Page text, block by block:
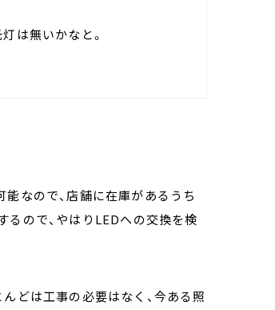
は無いかなと。
なので、店舗に在庫があるうち
るので、やはりLEDへの交換を検
どは工事の必要はなく、今ある照